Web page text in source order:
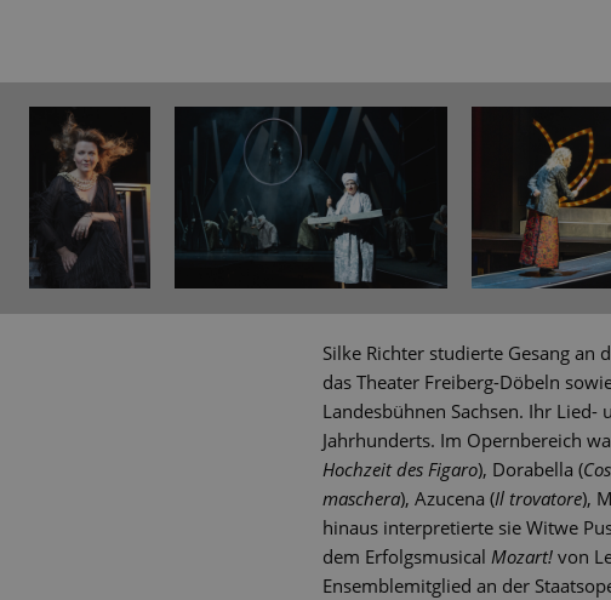
Silke Richter studierte Gesang an
das Theater Freiberg-Döbeln
Landesbühnen Sachsen. Ihr
Jahrhunderts. Im Opernbereich
Hochzeit des Figaro), Dorabella (
maschera), Azucena (Il trovatore),
hinaus interpretierte sie Witwe
dem Erfolgsmusical Mozart! von
Ensemblemitglied an der